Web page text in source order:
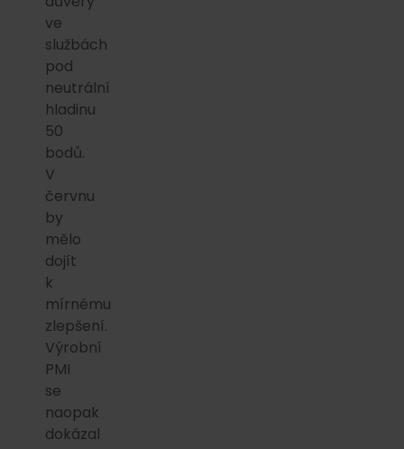
ve
službách
pod
neutrální
hladinu
50
bodů.
V
červnu
by
mělo
dojít
k
mírnému
zlepšení.
Výrobní
PMI
se
naopak
dokázal